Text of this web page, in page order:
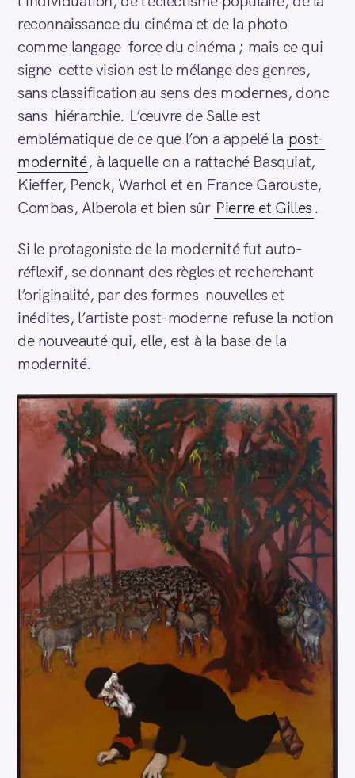
reconnaissance du cinéma et de la photo
comme langage force du cinéma ; mais ce qui
signe cette vision est le mélange des genres,
sans classification au sens des modernes, donc
sans hiérarchie. L’œuvre de Salle est
emblématique de ce que l’on a appelé la post-
modernité, à laquelle on a rattaché Basquiat,
Kieffer, Penck, Warhol et en France Garouste,
Combas, Alberola et bien sûr Pierre et Gilles .
Si le protagoniste de la modernité fut auto-
réflexif, se donnant des règles et recherchant
l’originalité, par des formes nouvelles et
inédites, l’artiste post-moderne refuse la notion
de nouveauté qui, elle, est à la base de la
modernité.
c
h
f
o
r
: